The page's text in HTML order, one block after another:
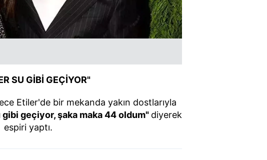
SU GİBİ GEÇİYOR"
Etiler'de bir mekanda yakın dostlarıyla
geçiyor, şaka maka 44 oldum" diyerek
espiri yaptı.